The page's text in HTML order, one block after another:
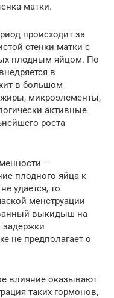
матки.
происходит за
стенки матки с
плодным яйцом. По
в
в большом
жиры, микроэлементы,
активные
роста
—
плодного яйца к
удается, то
менструации
выкидыш на
задержки
не предполагает о
влияние оказывают
таких гормонов,